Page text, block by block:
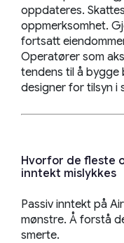
oppdateres.
oppmerksomhet.
fortsatt
Operatører som
tendens til å bygge
designer for tilsyn i
Hvorfor de fleste
inntekt mislykkes
Passiv inntekt på
mønstre. Å forstå
smerte.